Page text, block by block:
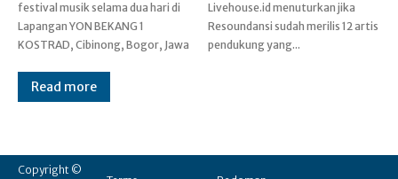
festival musik selama dua hari di
Lapangan YON BEKANG 1
KOSTRAD, Cibinong, Bogor, Jawa
Livehouse.id menuturkan jika
Resoundansi sudah merilis 12 artis
pendukung yang...
Read more
Copyright ©